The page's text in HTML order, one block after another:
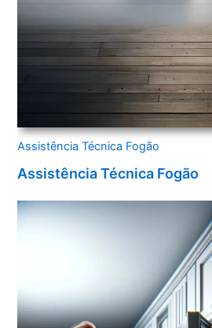
Assistência Técnica Fogão
Assistência Técnica Fogão